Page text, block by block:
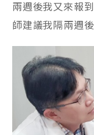
兩週後我又來報
師建議我隔兩週